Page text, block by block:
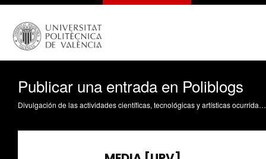
Publicar una entrada en Poliblogs
Divulgación de las actividades científicas, tecnológicas y artísticas ocurridas en los tres campus de la UPV